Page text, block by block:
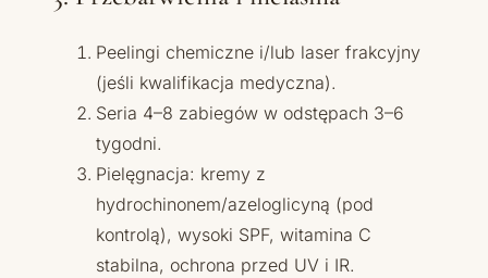
Peelingi chemiczne i/lub laser frakcyjny
(jeśli kwalifikacja medyczna).
Seria 4–8 zabiegów w odstępach 3–6
tygodni.
Pielęgnacja: kremy z
hydrochinonem/azeloglicyną (pod
kontrolą), wysoki SPF, witamina C
stabilna, ochrona przed UV i IR.